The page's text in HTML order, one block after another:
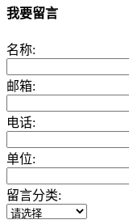
我要留言
名称:
邮箱:
电话:
单位:
留言分类: